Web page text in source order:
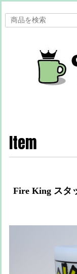
Item
Fire King スタ